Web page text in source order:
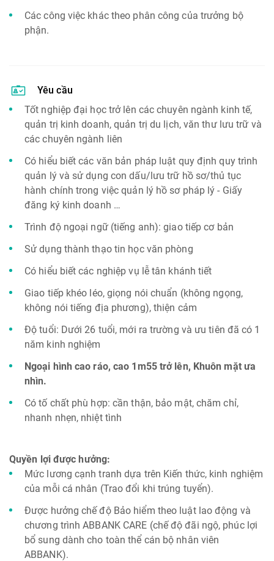
Các công việc khác theo phân công của trưởng bộ
phận.
Yêu cầu
Tốt nghiệp đại học trở lên các chuyên ngành kinh tế,
quản trị kinh doanh, quản trị du lịch, văn thư lưu trữ và
các chuyên ngành liên
Có hiểu biết các văn bản pháp luật quy định quy trình
quản lý và sử dụng con dấu/lưu trữ hồ sơ/thủ tục
hành chính trong việc quản lý hồ sơ pháp lý - Giấy
đăng ký kinh doanh …
Trình độ ngoại ngữ (tiếng anh): giao tiếp cơ bản
Sử dụng thành thạo tin học văn phòng
Có hiểu biết các nghiệp vụ lễ tân khánh tiết
Giao tiếp khéo léo, giọng nói chuẩn (không ngọng,
không nói tiếng địa phương), thiện cảm
Độ tuổi: Dưới 26 tuổi, mới ra trường và ưu tiên đã có 1
năm kinh nghiệm
Ngoại hình cao ráo, cao 1m55 trở lên, Khuôn mặt ưa
nhìn.
Có tố chất phù hợp: cần thận, bảo mật, chăm chỉ,
nhanh nhẹn, nhiệt tình
Quyền lợi được hưởng:
Mức lương cạnh tranh dựa trên Kiến thức, kinh nghiệm
của mỗi cá nhân (Trao đổi khi trúng tuyển).
Được hưởng chế độ Bảo hiểm theo luật lao động và
chương trình ABBANK CARE (chế độ đãi ngộ, phúc lợi
bổ sung dành cho toàn thể cán bộ nhân viên
ABBANK).